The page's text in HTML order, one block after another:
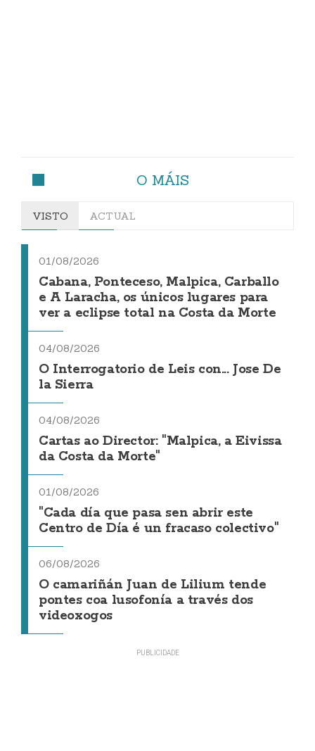
O MÁIS
VISTO ACTUAL
01/08/2026
Cabana, Ponteceso, Malpica, Carballo
e A Laracha, os únicos lugares para
ver a eclipse total na Costa da Morte
04/08/2026
O Interrogatorio de Leis con... Jose De
la Sierra
04/08/2026
Cartas ao Director: "Malpica, a Eivissa
da Costa da Morte"
01/08/2026
"Cada día que pasa sen abrir este
Centro de Día é un fracaso colectivo"
06/08/2026
O camariñán Juan de Lilium tende
pontes coa lusofonía a través dos
videoxogos